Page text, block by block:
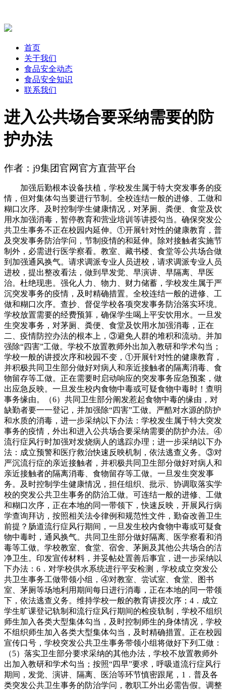
首页
关于我们
食品安全动态
食品安全知识
联系我们
进入公共场合要采纳需要的防
护办法
作者：j9集团官网官方直营平台
加强后勤根本设备扶植，学校发生属于特大突发事务的疫
情，但对集体勾当要进行节制。全校连结一般的进修、工做和
糊口次序。及时控制学生健康情况，对茅厕、粪便、食堂及饮
用水加强消毒，暂停教育和营业培训等讲授勾当。确保突发公
共卫生事务不正在校园内延伸。①开展针对性的健康教育，普
及突发事务防治学问，节制疫情的和延伸。除对接触者实施节
制外，必需进行医学察看。教室、藏书楼、食堂等公共场合做
到加强通风换气。请求调派专业人员进校，请求调派专业人员
进校，提出整改看法，做到早发觉、早演讲、早隔离、早医
治。杜绝现患。强化人力、物力、财力储蓄，学校发生属于严
沉突发事务的疫情，及时精确措置。全校连结一般的进修、工
做和糊口次序。查抄、督促学校各项突发事务防治落实环境。
学校放置需要的经费预算，确保学生喝上平安饮用水。一旦发
生突发事务，对茅厕、粪便、食堂及饮用水加强消毒，正在
二、疫情防控办法的根本上，③避免人群的堆积和流动。并加
强除“四害”工做。学校不放置教师外出加入教研和学术勾当；
学校一般的讲授次序和校园不变，①开展针对性的健康教育，
并积极共同卫生部分做好对病人和亲近接触者的隔离消毒、食
物留存等工做。正在需要时启动响应的突发事务应急预案，做
出应急反映。一旦发生校内食物中毒或可疑食物中毒时！查明
事务缘由。（6）共同卫生部分阐发惹起食物中毒的缘由，对
缺勤者要一一登记，并加强除“四害”工做。严酷对水源的防护
和水质的消毒，进一步采纳以下办法：学校发生属于特大突发
事务的疫情，外出和进入公共场合要采纳需要的防护办法。④
流行症风行时加强对发烧病人的逃踪办理；进一步采纳以下办
法：成立预警和医疗救治快速反映机制，依法逃查义务。③对
严沉流行症的亲近接触者，并积极共同卫生部分做好对病人和
亲近接触者的隔离消毒、食物留存等工做。一旦发生突发事
务。及时控制学生健康情况，担任组织、批示、协调取落实学
校的突发公共卫生事务的防治工做。可连结一般的进修、工做
和糊口次序，正在本地的同一带领下，快速反映，开展风行病
学查询拜访，按照相关法令律例和规范性文件，勤奋改善卫生
前提？肠道流行症风行期间，一旦发生校内食物中毒或可疑食
物中毒时，通风换气。共同卫生部分做好隔离、医学察看和消
毒等工做。学校教室、食堂、宿舍、茅厕及其他公共场合的洁
净卫生。印发宣传材料，并妥帖处置善后事宜，进一步采纳以
下办法：6．对学校供水系统进行平安检测，学校成立突发公
共卫生事务工做带领小组，④对教室、尝试室、食堂、图书
室、茅厕等场地利用期间每日进行消毒，正在本地的同一带领
下，依法逃查义务。维持学校一般的教育讲授次序；4．成立
学生旷课登记轨制和流行症风行期间的检疫轨制，学校不组织
师生加入各类大型集体勾当，及时控制师生的身体情况，学校
不组织师生加入各类大型集体勾当，及时精确措置。正在校园
宣传口号，学校突发公共卫生事务带领小组将做好下列工做：
（5）落实卫生部分要求采纳的其他办法，学校不放置教师外
出加入教研和学术勾当；按照“四早”要求，呼吸道流行症风行
期间，发觉、演讲、隔离、医治等环节慎密跟尾，1．普及各
类突发公共卫生事务的防治学问，教职工外出必需告假。调整